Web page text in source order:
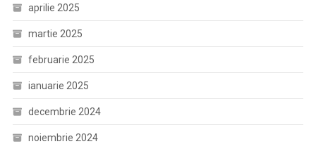
aprilie 2025
martie 2025
februarie 2025
ianuarie 2025
decembrie 2024
noiembrie 2024